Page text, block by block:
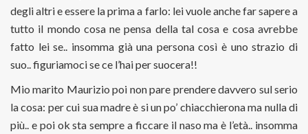
degli altri e essere la prima a farlo: lei vuole anche far sapere a
tutto il mondo cosa ne pensa della tal cosa e cosa avrebbe
fatto lei se.. insomma già una persona così è uno strazio di
suo.. figuriamoci se ce l’hai per suocera!!
Mio marito Maurizio poi non pare prendere davvero sul serio
la cosa: per cui sua madre è si un po’ chiacchierona ma nulla di
più.. e poi ok sta sempre a ficcare il naso ma è l’età.. insomma